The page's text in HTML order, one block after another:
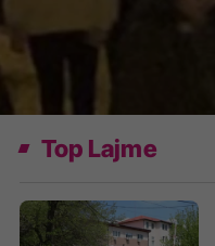
Top Lajme